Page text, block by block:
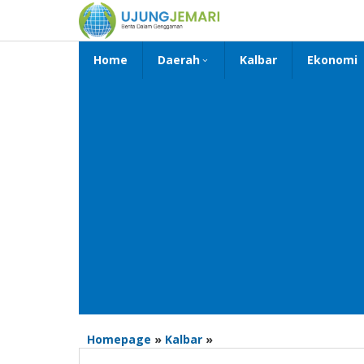
konten
Home Daerah Kalbar Ekonomi
Homepage » Kalbar »Bupati